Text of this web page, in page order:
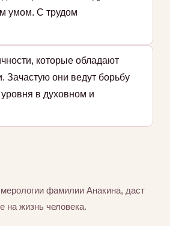
умом. С трудом
которые обладают
Зачастую они ведут борьбу
в духовном и
фамилии Анакина, даст
на жизнь человека.